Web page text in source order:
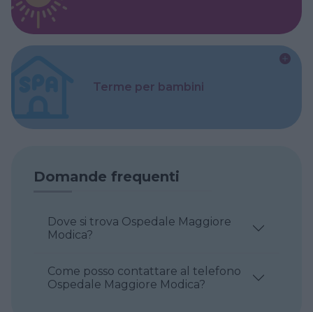
Terme per bambini
Domande frequenti
Dove si trova Ospedale Maggiore
Modica?
Come posso contattare al telefono
Ospedale Maggiore Modica?